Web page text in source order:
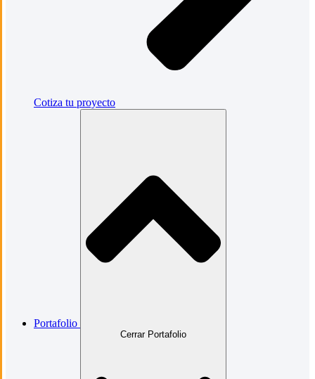
Cotiza tu proyecto
Portafolio
Cerrar Portafolio